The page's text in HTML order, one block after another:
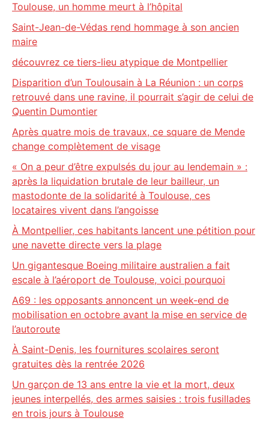
Toulouse, un homme meurt à l’hôpital
Saint-Jean-de-Védas rend hommage à son ancien
maire
découvrez ce tiers-lieu atypique de Montpellier
Disparition d’un Toulousain à La Réunion : un corps
retrouvé dans une ravine, il pourrait s’agir de celui de
Quentin Dumontier
Après quatre mois de travaux, ce square de Mende
change complètement de visage
« On a peur d’être expulsés du jour au lendemain » :
après la liquidation brutale de leur bailleur, un
mastodonte de la solidarité à Toulouse, ces
locataires vivent dans l’angoisse
À Montpellier, ces habitants lancent une pétition pour
une navette directe vers la plage
Un gigantesque Boeing militaire australien a fait
escale à l’aéroport de Toulouse, voici pourquoi
A69 : les opposants annoncent un week-end de
mobilisation en octobre avant la mise en service de
l’autoroute
À Saint-Denis, les fournitures scolaires seront
gratuites dès la rentrée 2026
Un garçon de 13 ans entre la vie et la mort, deux
jeunes interpellés, des armes saisies : trois fusillades
en trois jours à Toulouse